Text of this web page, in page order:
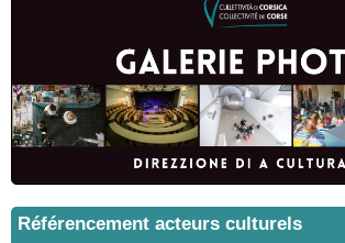
Référencement acteurs culturels